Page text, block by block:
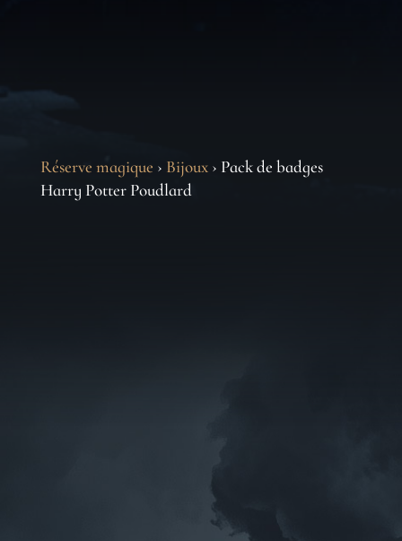
Réserve magique › Bijoux› Pack de badges
Harry Potter Poudlard